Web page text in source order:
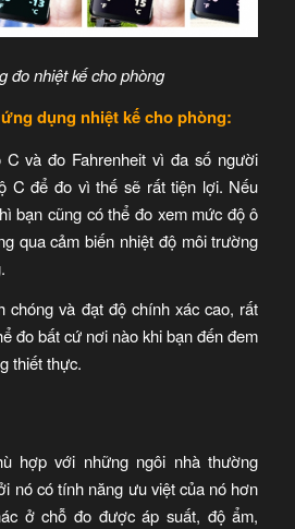
đo nhiệt kế cho phòng
dụng nhiệt kế cho phòng:
và đo Fahrenheit vì đa số người
C để đo vì thế sẽ rất tiện lợi. Nếu
bạn cũng có thể đo xem mức độ ô
qua cảm biến nhiệt độ môi trường
chóng và đạt độ chính xác cao, rất
đo bất cứ nơi nào khi bạn đến đem
thiết thực.
hợp với những ngôi nhà thường
nó có tính năng ưu việt của nó hơn
ở chỗ đo được áp suất, độ ẩm,